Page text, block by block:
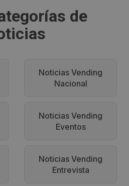
de
Noticias Vending
Nacional
Noticias Vending
Eventos
Noticias Vending
Entrevista